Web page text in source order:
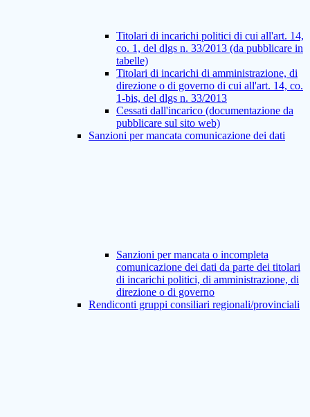
Titolari di incarichi politici di cui all'art. 14,
co. 1, del dlgs n. 33/2013 (da pubblicare in
tabelle)
Titolari di incarichi di amministrazione, di
direzione o di governo di cui all'art. 14, co.
1-bis, del dlgs n. 33/2013
Cessati dall'incarico (documentazione da
pubblicare sul sito web)
Sanzioni per mancata comunicazione dei dati
Sanzioni per mancata o incompleta
comunicazione dei dati da parte dei titolari
di incarichi politici, di amministrazione, di
direzione o di governo
Rendiconti gruppi consiliari regionali/provinciali